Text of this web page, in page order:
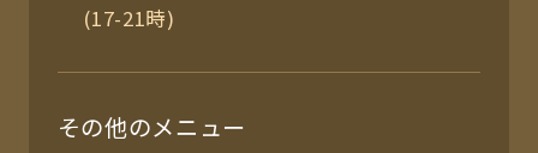
(17-21時)
その他のメニュー